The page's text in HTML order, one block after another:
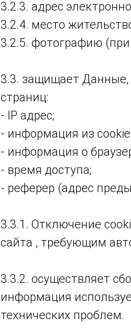
3.2.3. адрес
3.2.4. место
3.2.5. фотографию
3.3. защищает Данные,
страниц:
- IP адрес;
- информация из
- информация о
- время доступа;
- реферер (адрес
3.3.1. Отключение
сайта , требующим
3.3.2. осуществляет
информация
технических проблем.